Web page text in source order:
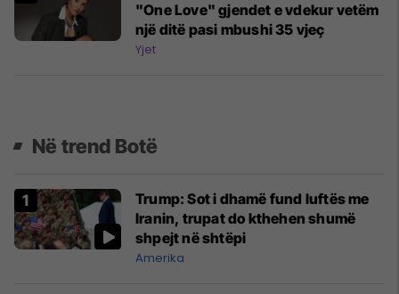
"One Love" gjendet e vdekur vetëm
një ditë pasi mbushi 35 vjeç
Yjet
Në trend Botë
Trump: Sot i dhamë fund luftës me
Iranin, trupat do kthehen shumë
shpejt në shtëpi
Amerika